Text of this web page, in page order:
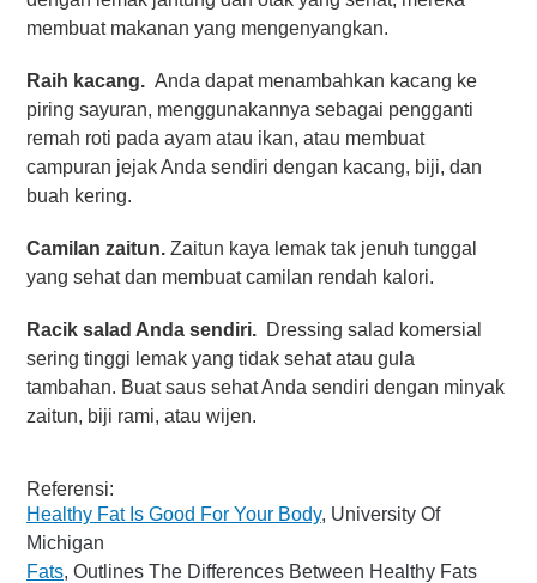
membuat makanan yang mengenyangkan.
Raih kacang. Anda dapat menambahkan kacang ke
piring sayuran, menggunakannya sebagai pengganti
remah roti pada ayam atau ikan, atau membuat
campuran jejak Anda sendiri dengan kacang, biji, dan
buah kering.
Camilan zaitun. Zaitun kaya lemak tak jenuh tunggal
yang sehat dan membuat camilan rendah kalori.
Racik salad Anda sendiri. Dressing salad komersial
sering tinggi lemak yang tidak sehat atau gula
tambahan. Buat saus sehat Anda sendiri dengan minyak
zaitun, biji rami, atau wijen.
Referensi:
Healthy Fat Is Good For Your Body, University Of
Michigan
Fats, Outlines The Differences Between Healthy Fats